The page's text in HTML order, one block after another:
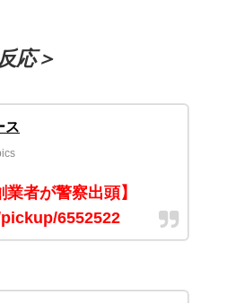
応＞
ス
業者が警察出頭】
6552522